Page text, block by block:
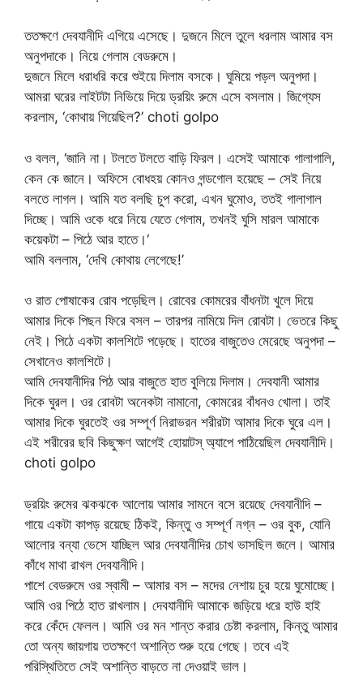
ততক্ষণে দেবযানীদি এগিয়ে এসেছে। দুজনে মিলে তুলে ধরলাম আমার বস
অনুপদাকে। নিয়ে গেলাম বেডরুমে।
দুজনে মিলে ধরাধরি করে শুইয়ে দিলাম বসকে। ঘুমিয়ে পড়ল অনুপদা।
আমরা ঘরের লাইটটা নিভিয়ে দিয়ে ড্রয়িং রুমে এসে বসলাম। জিগ্যেস
করলাম, ‘কোথায় গিয়েছিল?’ choti golpo
ও বলল, ‘জানি না। টলতে টলতে বাড়ি ফিরল। এসেই আমাকে গালাগালি,
কেন কে জানে। অফিসে বোধহয় কোনও গন্ডগোল হয়েছে – সেই নিয়ে
বলতে লাগল। আমি যত বলছি চুপ করো, এখন ঘুমোও, ততই গালাগাল
দিচ্ছে। আমি ওকে ধরে নিয়ে যেতে গেলাম, তখনই ঘুসি মারল আমাকে
কয়েকটা – পিঠে আর হাতে।‘
আমি বললাম, ‘দেখি কোথায় লেগেছে!’
ও রাত পোষাকের রোব পড়েছিল। রোবের কোমরের বাঁধনটা খুলে দিয়ে
আমার দিকে পিছন ফিরে বসল – তারপর নামিয়ে দিল রোবটা। ভেতরে কিছু
নেই। পিঠে একটা কালশিটে পড়েছে। হাতের বাজুতেও মেরেছে অনুপদা –
সেখানেও কালশিটে।
আমি দেবযানীদির পিঠ আর বাজুতে হাত বুলিয়ে দিলাম। দেবযানী আমার
দিকে ঘুরল। ওর রোবটা অনেকটা নামানো, কোমরের বাঁধনও খোলা। তাই
আমার দিকে ঘুরতেই ওর সম্পূর্ণ নিরাভরন শরীরটা আমার দিকে ঘুরে এল।
এই শরীরের ছবি কিছুক্ষণ আগেই হোয়াটস্ অ্যাপে পাঠিয়েছিল দেবযানীদি।
choti golpo
ড্রয়িং রুমের ঝকঝকে আলোয় আমার সামনে বসে রয়েছে দেবযানীদি –
গায়ে একটা কাপড় রয়েছে ঠিকই, কিন্তু ও সম্পূর্ণ নগ্ন – ওর বুক, যোনি
আলোর বন্যা ভেসে যাচ্ছিল আর দেবযানীদির চোখ ভাসছিল জলে। আমার
কাঁধে মাথা রাখল দেবযানীদি।
পাশে বেডরুমে ওর স্বামী – আমার বস – মদের নেশায় চুর হয়ে ঘুমোচ্ছে।
আমি ওর পিঠে হাত রাখলাম। দেবযানীদি আমাকে জড়িয়ে ধরে হাউ হাই
করে কেঁদে ফেলল। আমি ওর মন শান্ত করার চেষ্টা করলাম, কিন্তু আমার
তো অন্য জায়গায় ততক্ষণে অশান্তি শুরু হয়ে গেছে। তবে এই
পরিস্থিতিতে সেই অশান্তি বাড়তে না দেওয়াই ভাল।